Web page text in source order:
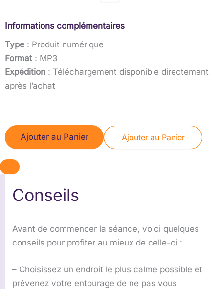
n
t
Informations complémentaires
Type : Produit numérique
Format : MP3
Expédition : Téléchargement disponible directement
après l’achat
Ajouter au Panier Ajouter au Panier
Conseils
Avant de commencer la séance, voici quelques
conseils pour profiter au mieux de celle-ci :
– Choisissez un endroit le plus calme possible et
prévenez votre entourage de ne pas vous